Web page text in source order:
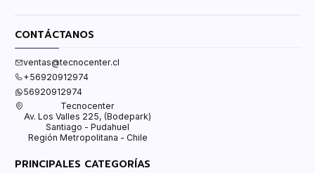
CONTÁCTANOS
ventas@tecnocenter.cl
+56920912974
56920912974
Tecnocenter
Av. Los Valles 225, (Bodepark)
Santiago - Pudahuel
Región Metropolitana - Chile
PRINCIPALES CATEGORÍAS